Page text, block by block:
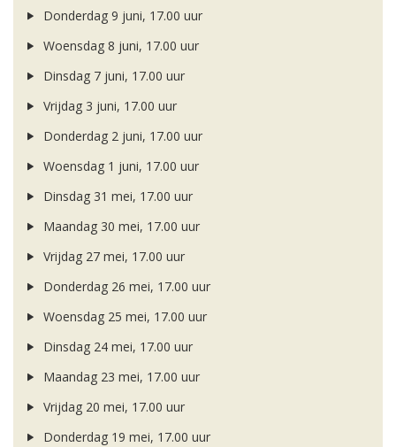
Donderdag 9 juni, 17.00 uur
Woensdag 8 juni, 17.00 uur
Dinsdag 7 juni, 17.00 uur
Vrijdag 3 juni, 17.00 uur
Donderdag 2 juni, 17.00 uur
Woensdag 1 juni, 17.00 uur
Dinsdag 31 mei, 17.00 uur
Maandag 30 mei, 17.00 uur
Vrijdag 27 mei, 17.00 uur
Donderdag 26 mei, 17.00 uur
Woensdag 25 mei, 17.00 uur
Dinsdag 24 mei, 17.00 uur
Maandag 23 mei, 17.00 uur
Vrijdag 20 mei, 17.00 uur
Donderdag 19 mei, 17.00 uur